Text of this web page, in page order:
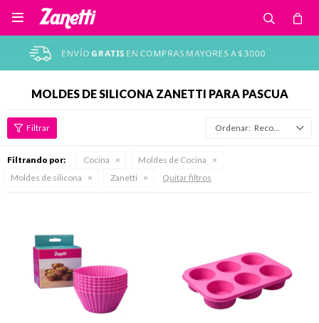

MOLDES DE SILICONA ZANETTI PARA PASCUA
Recomendados
Filtrando por: Cocina
Moldes de Cocina
Moldes de silicona
Zanetti Quitar filtros